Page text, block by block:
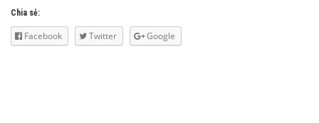
Chia sẻ:
Facebook Twitter Google